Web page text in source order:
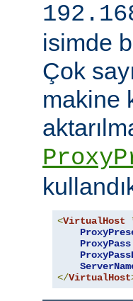
isimde
Çok
makine
<VirtualHost
ProxyPass
</VirtualHost